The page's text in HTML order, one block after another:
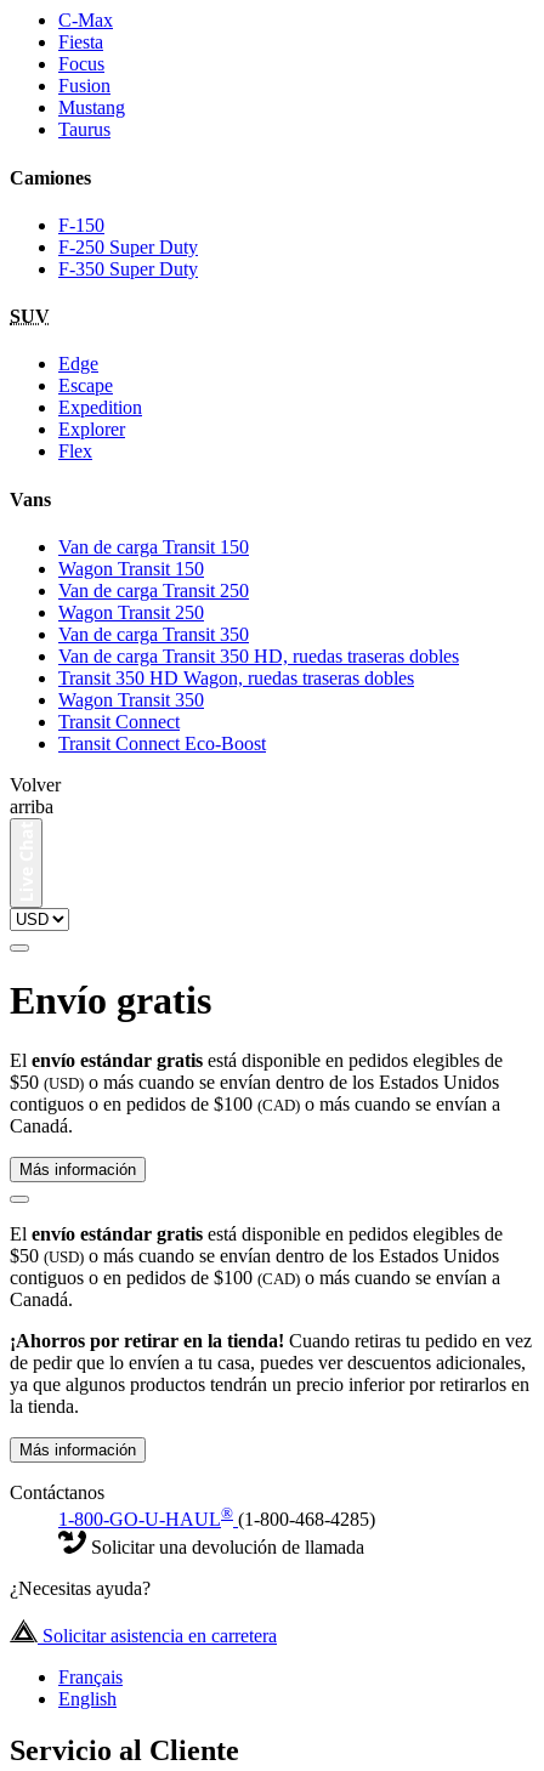
C-Max
Fiesta
Focus
Fusion
Mustang
Taurus
Camiones
F-150
F-250 Super Duty
F-350 Super Duty
SUV
Edge
Escape
Expedition
Explorer
Flex
Vans
Van de carga Transit 150
Wagon Transit 150
Van de carga Transit 250
Wagon Transit 250
Van de carga Transit 350
Van de carga Transit 350 HD, ruedas traseras dobles
Transit 350 HD Wagon, ruedas traseras dobles
Wagon Transit 350
Transit Connect
Transit Connect Eco-Boost
Volver
arriba
Envío gratis
El envío estándar gratis está disponible en pedidos elegibles de
$50 (USD) o más cuando se envían dentro de los Estados Unidos
contiguos o en pedidos de $100 (CAD) o más cuando se envían a
Canadá.
Más información
El envío estándar gratis está disponible en pedidos elegibles de
$50 (USD) o más cuando se envían dentro de los Estados Unidos
contiguos o en pedidos de $100 (CAD) o más cuando se envían a
Canadá.
¡Ahorros por retirar en la tienda! Cuando retiras tu pedido en vez
de pedir que lo envíen a tu casa, puedes ver descuentos adicionales,
ya que algunos productos tendrán un precio inferior por retirarlos en
la tienda.
Más información
Contáctanos
1-800-GO-U-HAUL® (1-800-468-4285)
Solicitar una devolución de llamada
¿Necesitas ayuda?
Solicitar asistencia en carretera
Français
English
Servicio al Cliente